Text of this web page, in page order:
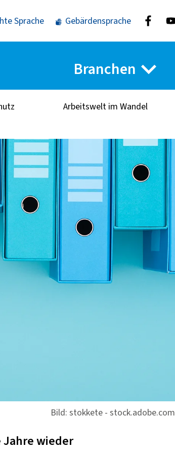
Sprache Gebärdensprache
Branchen
Arbeitswelt im Wandel
Bild: stokkete - stock.adobe.com
Jahre wieder